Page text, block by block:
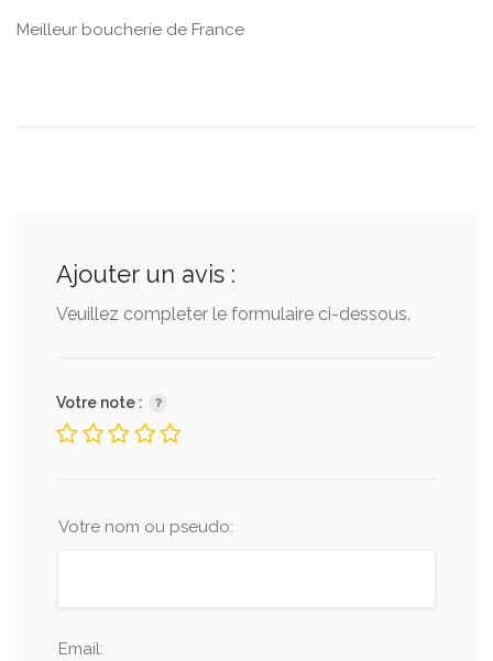
Meilleur boucherie de France
Ajouter un avis :
Veuillez completer le formulaire ci-dessous.
Votre note :
Votre nom ou pseudo:
Email: